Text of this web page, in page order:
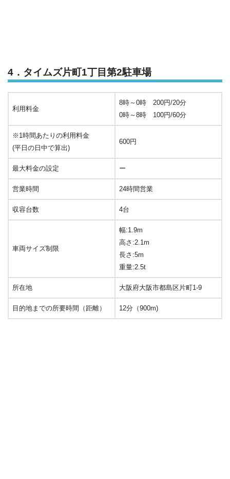
4．タイムズ片町1丁目第2駐車場
利用料金
8時～0時 200円/20分
0時～8時 100円/60分
※1時間あたりの利用料金
(平日の日中で算出)
600円
最大料金の設定 ー
営業時間 24時間営業
収容台数 4台
車両サイズ制限
幅:1.9m
高さ:2.1m
長さ:5m
重量:2.5t
所在地 大阪府大阪市都島区片町1-9
目的地までの所要時間（距離） 12分（900m)